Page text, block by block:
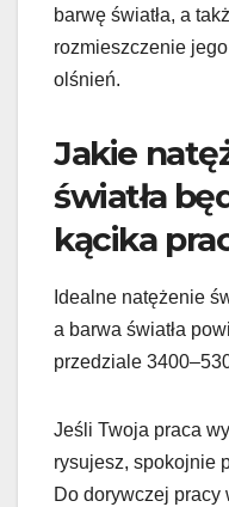
barwę światła, a
rozmieszczenie
olśnień.
Jakie
światła
kącika
Idealne natężenie
a barwa światła
przedziale
Jeśli Twoja praca
rysujesz, spokojnie
Do dorywczej pracy